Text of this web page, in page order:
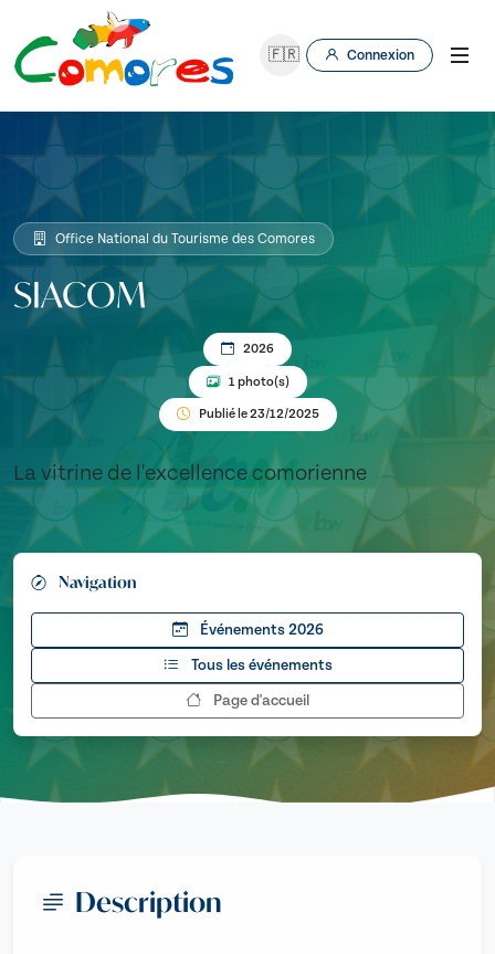
🇫🇷 Connexion
Office National du Tourisme des Comores
SIACOM
2026
1 photo(s)
Publié le 23/12/2025
La vitrine de l'excellence comorienne
Navigation
Événements 2026
Tous les événements
Page d'accueil
Description